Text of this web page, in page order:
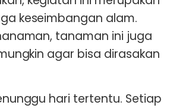
keseimbangan alam.
tanaman ini juga
agar bisa dirasakan
hari tertentu. Setiap